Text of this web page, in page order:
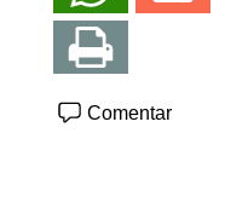
Comentar